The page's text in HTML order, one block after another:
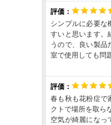
シンプルに必要な
すいと思います。
うので、良い製品
室で使用しても問
春も秋も花粉症で
クトで場所を取ら
空気が綺麗になっ